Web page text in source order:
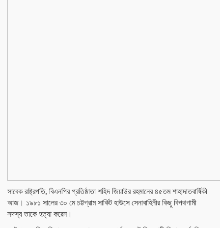
সাবেক রাষ্ট্রপতি, বিএনপির প্রতিষ্ঠাতা শহিদ জিয়াউর রহমানের ৪৫তম শাহাদাতবার্ষিকী
আজ। ১৯৮১ সালের ৩০ মে চট্টগ্রাম সার্কিট হাউসে সেনাবাহিনীর কিছু বিপথগামী
সদস্য তাকে হত্যা করেন।